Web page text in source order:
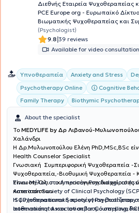
Διεθνής Εταιρεία Ψυχοθεραπείας
PCE Europe org - Ευρωπαϊκό
Βιωματικής Ψυχοθεραπείας και
(Psychologist)
9.8|39 reviews
Available for video consultation
Υπνοθεραπεία Anxiety and Stress
Psychotherapy Online
Cognitive
Family Therapy
Biothymic
About the specialist
To MEDYLIFE by Δρ Λιβανού-
Χαλάνδρι
H Δρ.Μυλωνοπούλου Ελένη PhD,MSc,BSc
Health Counselor Specialist
Γνωσιακή Συμπεριφορική Ψυχοθεραπεία -
Ψυχοθεραπεία,-Βιοθυμική Ψυχοθεραπεία -
Ύπνωση-Ολιστική προσέγγιση διαχείρισης
καταστάσεων
Είναι Μέλος στο American Psychological
American Society of Clinical Psychology
ISCP International Society of Psychotherapy
International Association for Counselling,
Η ψυχοθεραπευτική προσέγγιση βασίζεται στη σύνδεση, την
αυθεντικότητα και τον σεβασμό στη